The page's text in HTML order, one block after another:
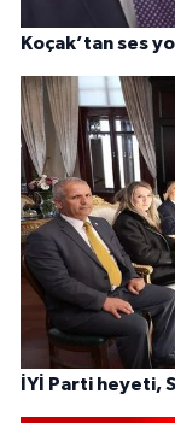
Koçak’tan ses
İYİ Parti heyeti,